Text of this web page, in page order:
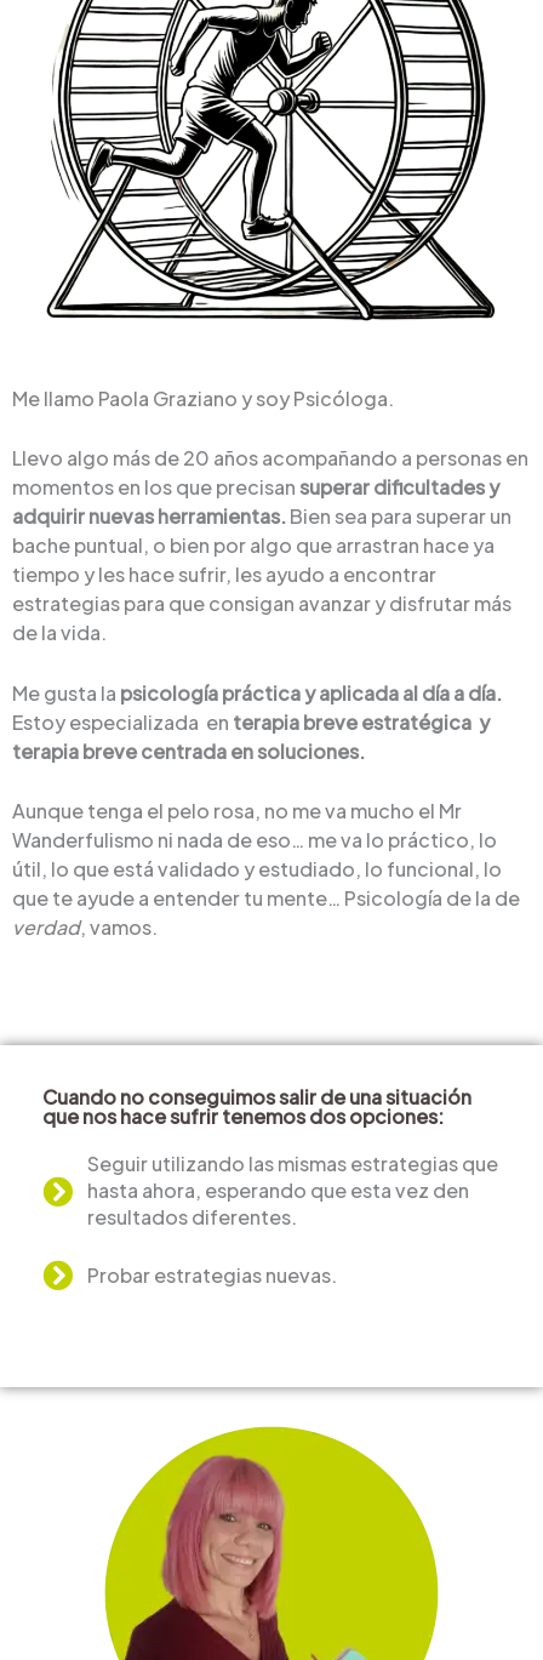
Me llamo Paola Graziano y soy Psicóloga.
Llevo algo más de 20 años acompañando a personas en
momentos en los que precisansuperar dificultades y
adquirir nuevas herramientas.Bien sea para superar un
bache puntual, o bien por algo que arrastran hace ya
tiempo y les hace sufrir, les ayudo a encontrar
estrategias para que consigan avanzar y disfrutar más
de la vida.
Me gusta la psicología práctica y aplicada al día a día.
Estoy especializada en terapia breve estratégica y
terapia breve centrada en soluciones.
Aunque tenga el pelo rosa, no me va mucho el Mr
Wanderfulismo ni nada de eso… me va lo práctico, lo
útil, lo que está validado y estudiado, lo funcional, lo
que te ayude a entender tu mente… Psicología de la de
verdad, vamos.
Cuando no conseguimos salir de una situación
que nos hace sufrir tenemos dos opciones:
Seguir utilizando las mismas estrategias que
hasta ahora, esperando que esta vez den
resultados diferentes.
Probar estrategias nuevas.